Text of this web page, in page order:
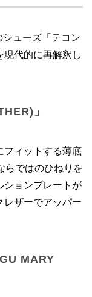
シューズ「テコン
現代的に再解釈し
」
フィットする薄底
らではのひねりを
ションプレートが
レザーでアッパー
MARY